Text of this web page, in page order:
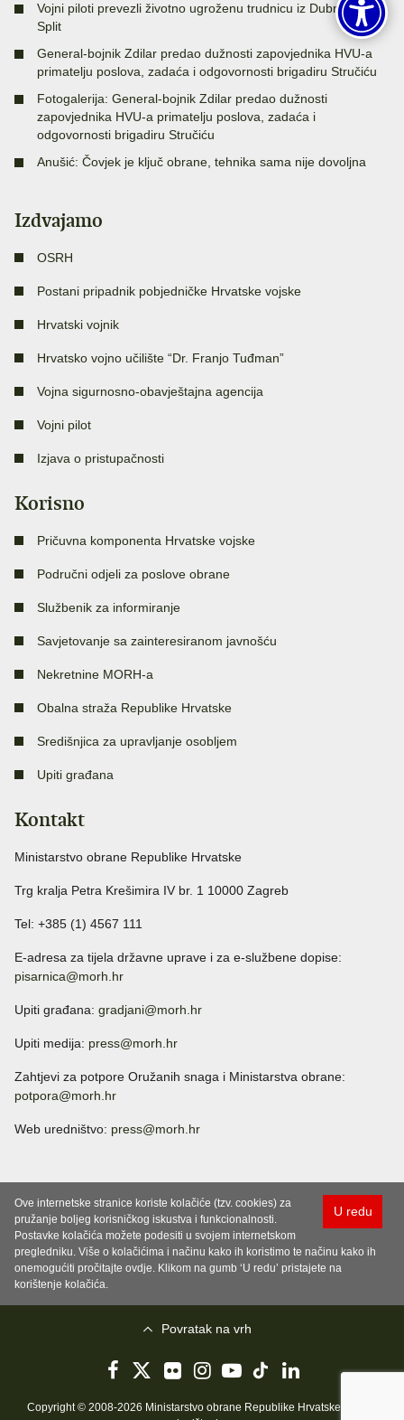
Vojni piloti prevezli životno ugroženu trudnicu iz Dubrovnika u
Split
General-bojnik Zdilar predao dužnosti zapovjednika HVU-a
primatelju poslova, zadaća i odgovornosti brigadiru Stručiću
Fotogalerija: General-bojnik Zdilar predao dužnosti
zapovjednika HVU-a primatelju poslova, zadaća i
odgovornosti brigadiru Stručiću
Anušić: Čovjek je ključ obrane, tehnika sama nije dovoljna
Izdvajamo
OSRH
Postani pripadnik pobjedničke Hrvatske vojske
Hrvatski vojnik
Hrvatsko vojno učilište “Dr. Franjo Tuđman”
Vojna sigurnosno-obavještajna agencija
Vojni pilot
Izjava o pristupačnosti
Korisno
Pričuvna komponenta Hrvatske vojske
Područni odjeli za poslove obrane
Službenik za informiranje
Savjetovanje sa zainteresiranom javnošću
Nekretnine MORH-a
Obalna straža Republike Hrvatske
Središnjica za upravljanje osobljem
Upiti građana
Kontakt
Ministarstvo obrane Republike Hrvatske
Trg kralja Petra Krešimira IV br. 1 10000 Zagreb
Tel: +385 (1) 4567 111
E-adresa za tijela državne uprave i za e-službene dopise:
pisarnica@morh.hr
Upiti građana: gradjani@morh.hr
Upiti medija: press@morh.hr
Zahtjevi za potpore Oružanih snaga i Ministarstva obrane:
potpora@morh.hr
Web uredništvo: press@morh.hr
U redu
Ove internetske stranice koriste kolačiće (tzv. cookies) za
pružanje boljeg korisničkog iskustva i funkcionalnosti.
Postavke kolačića možete podesiti u svojem internetskom
pregledniku. Više o kolačićima i načinu kako ih koristimo te načinu kako ih
onemogućiti pročitajte ovdje. Klikom na gumb ‘U redu’ pristajete na
korištenje kolačića.
Povratak na vrh
Copyright © 2008-2026 Ministarstvo obrane Republike Hrvatske..